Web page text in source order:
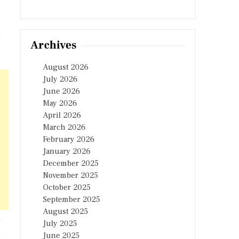
Archives
August 2026
July 2026
June 2026
May 2026
April 2026
March 2026
February 2026
January 2026
December 2025
November 2025
October 2025
September 2025
August 2025
July 2025
June 2025